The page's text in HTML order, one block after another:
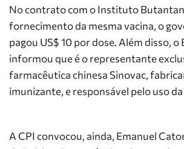
No contrato com o Instituto
fornecimento da mesma vacina, o
pagou US$ 10 por dose. Além disso,
informou que é o representante
farmacêutica chinesa Sinovac,
imunizante, e responsável pelo uso
A CPI convocou, ainda, Emanuel